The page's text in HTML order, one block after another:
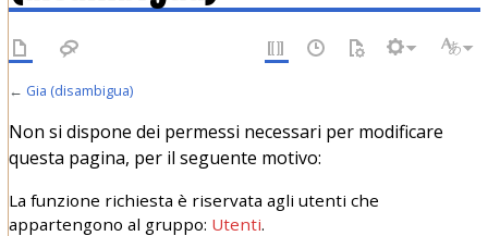
← Gia (disambigua)
Non si dispone dei permessi necessari per modificare
questa pagina, per il seguente motivo:
La funzione richiesta è riservata agli utenti che
appartengono al gruppo: Utenti.